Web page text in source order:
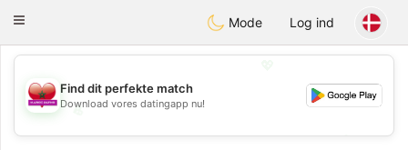
Maroc Dating
Toggle
Mode Log ind
💖
💕
Find dit perfekte match
Download vores datingapp nu!